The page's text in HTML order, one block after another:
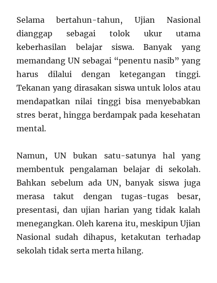
Selama bertahun-tahun, Ujian Nasional
dianggap sebagai tolok ukur utama
keberhasilan belajar siswa. Banyak yang
memandang UN sebagai “penentu nasib” yang
harus dilalui dengan ketegangan tinggi.
Tekanan yang dirasakan siswa untuk lolos atau
mendapatkan nilai tinggi bisa menyebabkan
stres berat, hingga berdampak pada kesehatan
mental.
Namun, UN bukan satu-satunya hal yang
membentuk pengalaman belajar di sekolah.
Bahkan sebelum ada UN, banyak siswa juga
merasa takut dengan tugas-tugas besar,
presentasi, dan ujian harian yang tidak kalah
menegangkan. Oleh karena itu, meskipun Ujian
Nasional sudah dihapus, ketakutan terhadap
sekolah tidak serta merta hilang.